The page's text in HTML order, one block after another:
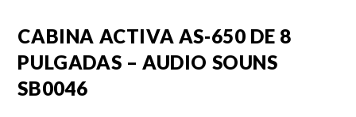
CABINA ACTIVA AS-650 DE 8
PULGADAS – AUDIO SOUNS
SB0046